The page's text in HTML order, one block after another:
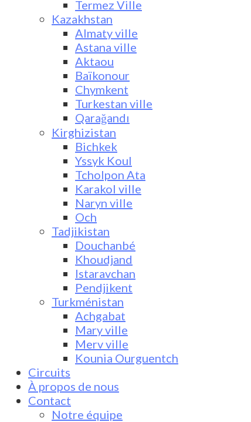
Termez Ville
Kazakhstan
Almaty ville
Astana ville
Aktaou
Baïkonour
Chymkent
Turkestan ville
Qarağandı
Kirghizistan
Bichkek
Yssyk Koul
Tcholpon Ata
Karakol ville
Naryn ville
Och
Tadjikistan
Douchanbé
Khoudjand
Istaravchan
Pendjikent
Turkménistan
Achgabat
Mary ville
Merv ville
Kounia Ourguentch
Circuits
À propos de nous
Contact
Notre équipe